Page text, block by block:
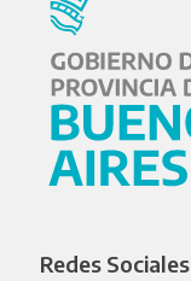
Redes Sociales